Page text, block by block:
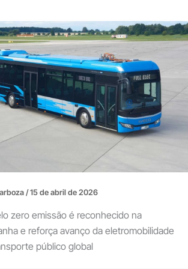
/15 de abril de 2026
zero emissão é reconhecido na
e reforça avanço da eletromobilidade
público global